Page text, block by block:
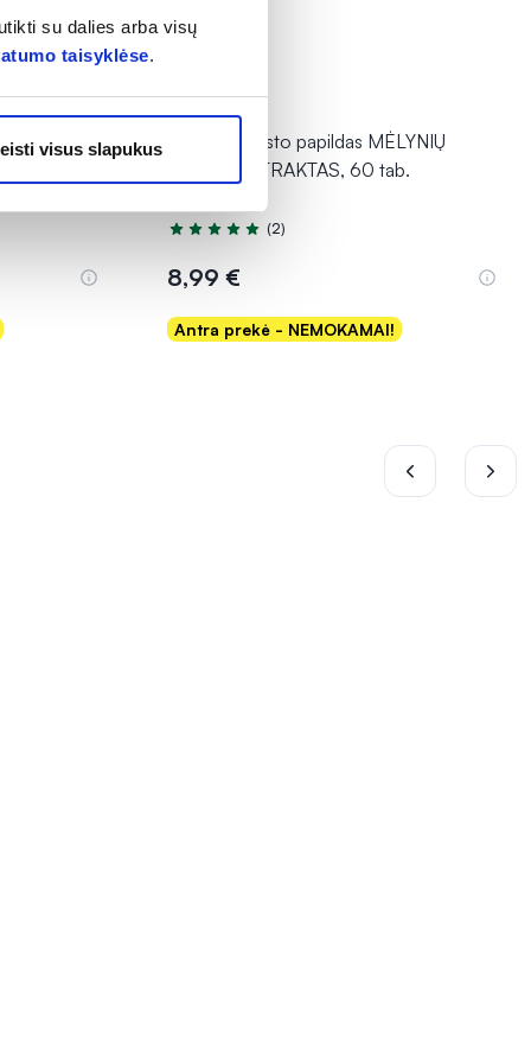
su dalies arba visų
taisyklėse.
visus slapukus
1+1
VIVAVIT maisto papildas MĖLYNIŲ
UOGŲ EKSTRAKTAS, 60 tab.
Įvertinimas 5.0 iš 5
(2)
8,99 €
Antra prekė - NEMOKAMAI!
Į krepšelį